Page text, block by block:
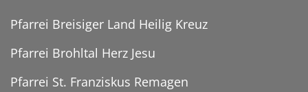
Pfarrei Breisiger Land Heilig Kreuz
Pfarrei Brohltal Herz Jesu
Pfarrei St. Franziskus Remagen